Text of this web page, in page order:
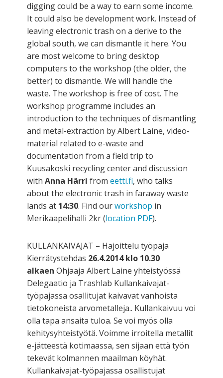
digging could be a way to earn some income.
It could also be development work. Instead of
leaving electronic trash on a derive to the
global south, we can dismantle it here. You
are most welcome to bring desktop
computers to the workshop (the older, the
better) to dismantle. We will handle the
waste. The workshop is free of cost. The
workshop programme includes an
introduction to the techniques of dismantling
and metal-extraction by Albert Laine, video-
material related to e-waste and
documentation from a field trip to
Kuusakoski recycling center and discussion
with Anna Härri from eetti.fi, who talks
about the electronic trash in faraway waste
lands at 14:30. Find ourworkshop in
Merikaapelihalli 2kr (location PDF).
KULLANKAIVAJAT – Hajoittelu työpaja
Kierrätystehdas 26.4.2014 klo 10.30
alkaen Ohjaaja Albert Laine yhteistyössä
Delegaatio ja Trashlab Kullankaivajat-
työpajassa osallitujat kaivavat vanhoista
tietokoneista arvometalleja.. Kullankaivuu voi
olla tapa ansaita tuloa. Se voi myös olla
kehitysyhteistyötä. Voimme irroitella metallit
e-jätteestä kotimaassa, sen sijaan että työn
tekevät kolmannen maailman köyhät.
Kullankaivajat-työpajassa osallistujat